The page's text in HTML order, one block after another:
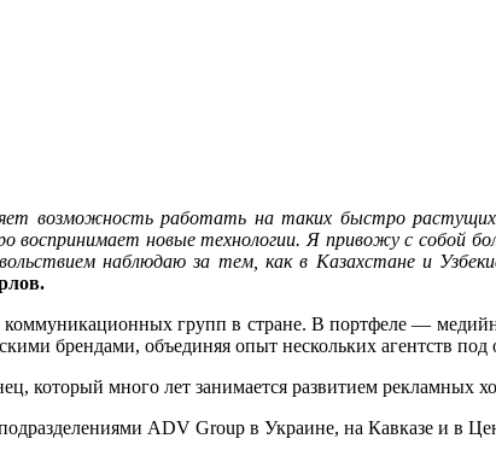
возможность работать на таких быстро
воспринимает новые технологии. Я привожу с
наблюдаю за тем, как в Казахстане и
групп в стране. В портфеле —
брендами, объединяя опыт нескольких агентств
который много лет занимается развитием рекламных
ADV Group в Украине, на Кавказе и в